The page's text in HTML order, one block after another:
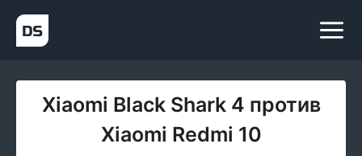
Xiaomi Black Shark 4 против
Xiaomi Redmi 10